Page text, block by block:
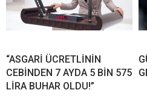
“ASGARİ ÜCRETLİNİN
CEBİNDEN 7 AYDA 5 BİN 575
LİRA BUHAR OLDU!”